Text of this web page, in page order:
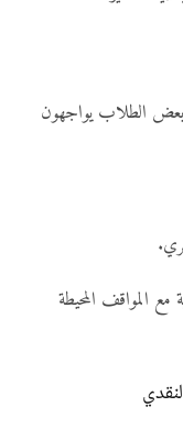
بعض الطلاب يواجهون
المواقف المحيطة